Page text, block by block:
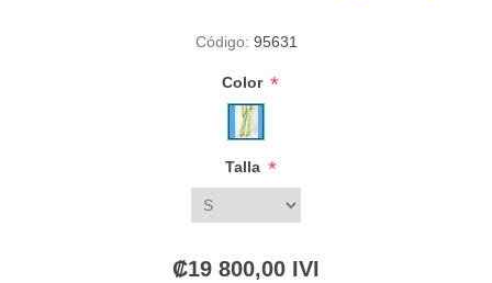
Código: 95631
Color *
Talla *
₡19 800,00 IVI